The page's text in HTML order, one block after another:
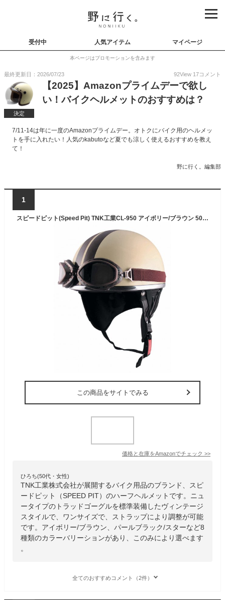
受付中 人気アイテム マイページ
本ページはプロモーションを含みます
最終更新日：2026/07/23 92View 17コメント
決定
【2025】Amazonプライムデーで欲し
い！バイクヘルメットのおすすめは？
7/11-14は年に一度のAmazonプライムデー。オトクにバイク用のヘルメッ
トを手に入れたい！人気のkabutoなど夏でも涼しく使えるおすすめを教え
て！
野に行く。編集部
1
スピードピット(Speed Pit) TNK工業CL-950 アイボリー/ブラウン 50177 FREE (頭囲 58cm~60cm未満)
この商品をサイトでみる
価格と在庫をAmazonでチェック >>
ひろち(50代・女性)
TNK工業株式会社が展開するバイク用品のブランド、スピ
ードピット（SPEED PIT）のハーフヘルメットです。ニュ
ータイプのトラッドゴーグルを標準装備したヴィンテージ
スタイルで、ワンサイズで、ストラップにより調整が可能
です。アイボリー/ブラウン、パールブラック/スターなど8
種類のカラーバリーションがあり、このみにより選べます
。
全てのおすすめコメント（2件）